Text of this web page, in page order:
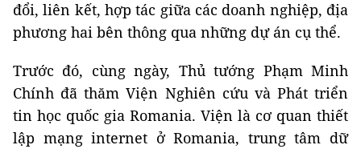
đổi, liên kết, hợp tác giữa các doanh nghiệp, địa
phương hai bên thông qua những dự án cụ thể.
Trước đó, cùng ngày, Thủ tướng Phạm Minh
Chính đã thăm Viện Nghiên cứu và Phát triển
tin học quốc gia Romania. Viện là cơ quan thiết
lập mạng internet ở Romania, trung tâm dữ